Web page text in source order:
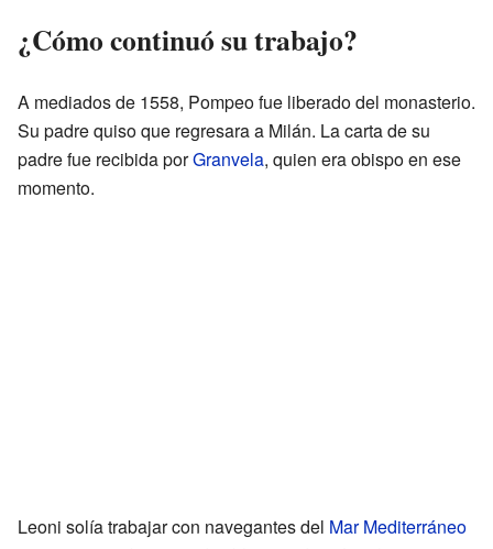
¿Cómo continuó su trabajo?
A mediados de 1558, Pompeo fue liberado del monasterio.
Su padre quiso que regresara a Milán. La carta de su
padre fue recibida porGranvela, quien era obispo en ese
momento.
Leoni solía trabajar con navegantes del Mar Mediterráneo